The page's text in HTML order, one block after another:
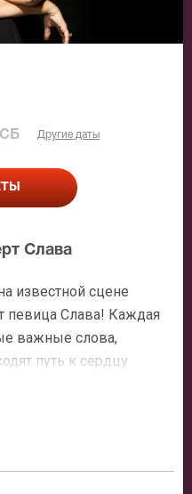
СБ Другие даты
Слава
известной сцене
певица Слава! Каждая
важные слова,
путь к сердцу
этой яркой
песенным шоу, где
где зрительный зал